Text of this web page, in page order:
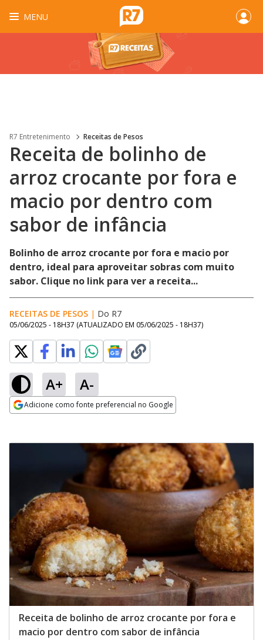
MENU
R7 Entretenimento Receitas de Pesos
Receita de bolinho de
arroz crocante por fora e
macio por dentro com
sabor de infância
Bolinho de arroz crocante por fora e macio por
dentro, ideal para aproveitar sobras com muito
sabor. Clique no link para ver a receita...
RECEITAS DE PESOS | Do R7
05/06/2025 - 18H37 (ATUALIZADO EM 05/06/2025 - 18H37)
A+ A-
Adicione como fonte preferencial no Google
Receita de bolinho de arroz crocante por fora e
macio por dentro com sabor de infância